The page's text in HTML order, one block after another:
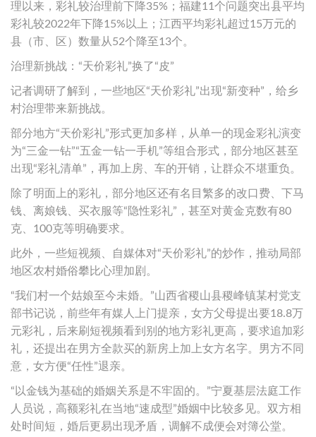
理以来，彩礼较治理前下降35%；福建11个问题突出县平均
彩礼较2022年下降15%以上；江西平均彩礼超过15万元的
县（市、区）数量从52个降至13个。
治理新挑战：“天价彩礼”换了“皮”
记者调研了解到，一些地区“天价彩礼”出现“新变种”，给乡
村治理带来新挑战。
部分地方“天价彩礼”形式更加多样，从单一的现金彩礼演变
为“三金一钻”“五金一钻一手机”等组合形式，部分地区甚至
出现“彩礼清单”，再加上房、车的开销，让群众不堪重负。
除了明面上的彩礼，部分地区还有名目繁多的改口费、下马
钱、离娘钱、买衣服等“隐性彩礼”，甚至对黄金克数有80
克、100克等明确要求。
此外，一些短视频、自媒体对“天价彩礼”的炒作，推动局部
地区农村婚俗攀比心理加剧。
“我们村一个姑娘至今未婚。”山西省稷山县稷峰镇某村党支
部书记说，前些年有媒人上门提亲，女方父母提出要18.8万
元彩礼，后来刷短视频看到别的地方彩礼更高，要求追加彩
礼，还提出在男方全款买的新房上加上女方名字。男方不同
意，女方便“任性”退亲。
“以金钱为基础的婚姻关系是不牢固的。”宁夏基层法庭工作
人员说，高额彩礼在当地“速成型”婚姻中比较多见。双方相
处时间短，婚后更易出现矛盾，调解不成便会对簿公堂。